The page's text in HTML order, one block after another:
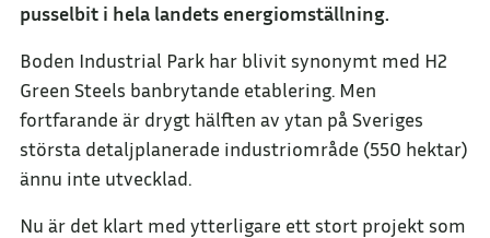
pusselbit i hela landets energiomställning.
Boden Industrial Park har blivit synonymt med H2
Green Steels banbrytande etablering. Men
fortfarande är drygt hälften av ytan på Sveriges
största detaljplanerade industriområde (550 hektar)
ännu inte utvecklad.
Nu är det klart med ytterligare ett stort projekt som